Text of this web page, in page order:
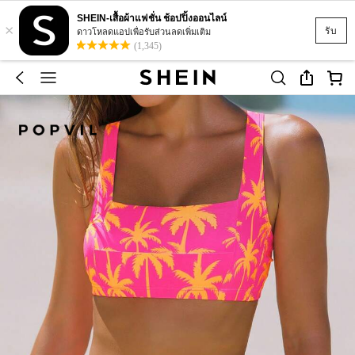
รับ
×
SHEIN-เสื้อผ้าแฟชั่น ช้อปปิ้งออนไลน์
ดาวโหลดแอปเพื่อรับส่วนลดเพิ่มเติม
(1,345)